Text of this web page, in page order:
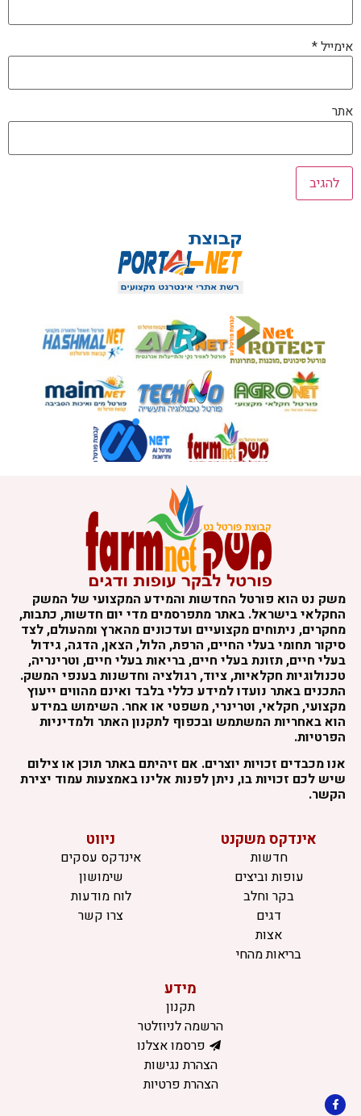
אימייל*
אתר
משק נט הוא פורטל החדשות והמידע המקצועי של המשק
החקלאי בישראל. באתר מתפרסמים מדי יום חדשות, כתבות,
מחקרים, ניתוחים מקצועיים ועדכונים מהארץ ומהעולם, לצד
סיקור תחומי בעלי החיים, הרפת, הלול, הצאן, הדגה, גידול
בעלי חיים, תזונת בעלי חיים, בריאות בעלי חיים, וטרינריה,
טכנולוגיות חקלאיות, ציוד, רגולציה וחדשנות בענפי המשק.
התכנים באתר נועדו למידע כללי בלבד ואינם מהווים ייעוץ
מקצועי, חקלאי, וטרינרי, משפטי או אחר. השימוש במידע
הוא באחריות המשתמש ובכפוף לתקנון האתר ולמדיניות
הפרטיות.
אנו מכבדים זכויות יוצרים. אם זיהיתם באתר תוכן או צילום
שיש לכם זכויות בו, ניתן לפנות אלינו באמצעות עמוד יצירת
הקשר.
אינדקס משקנט
חדשות
עופות וביצים
בקר וחלב
דגים
אצות
בריאות מהחי
ניווט
אינדקס עסקים
שימושון
לוח מודעות
צרו קשר
מידע
תקנון
הרשמה לניוזלטר
פרסמו אצלנו
הצהרת נגישות
הצהרת פרטיות